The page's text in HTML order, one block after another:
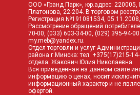
ООО «Гранд Парк», юр.адрес: 220005,
Платонова, 22-204. В торговом
Регистрация №191081534,
Рассмотрение обращений
70-00, (033) 603-34-00, (029) 395-94-
my.meb@yandex.ru
Отдел торговли и услуг
района г.Минска: тел. +375(17)215-
отдела: Жакович Юлия Николаевна.
Вся приведенная на данном сайте
информацию о ценах, носит
информационный характер и не
офертой.